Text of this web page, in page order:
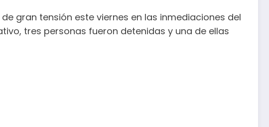
gran tensión este viernes en las inmediaciones del
tres personas fueron detenidas y una de ellas